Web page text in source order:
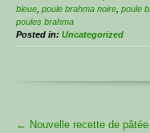
bleue poule brahma noire poule
poules brahma
Posted in: Uncategorized
More
← Nouvelle recette de